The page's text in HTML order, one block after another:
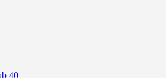
40